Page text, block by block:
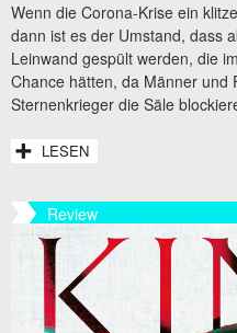
Wenn die Corona-Krise ein
dann ist es der Umstand, dass
Leinwand gespült werden, die
Chance hätten, da Männer und
Sternenkrieger die Säle
LESEN
Review